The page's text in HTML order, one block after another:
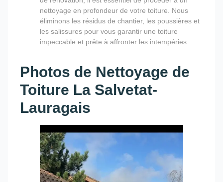
nettoyage en profondeur de votre toiture. Nous
éliminons les résidus de chantier, les poussières et
les salissures pour vous garantir une toiture
impeccable et prête à affronter les intempéries.
Photos de Nettoyage de
Toiture La Salvetat-
Lauragais